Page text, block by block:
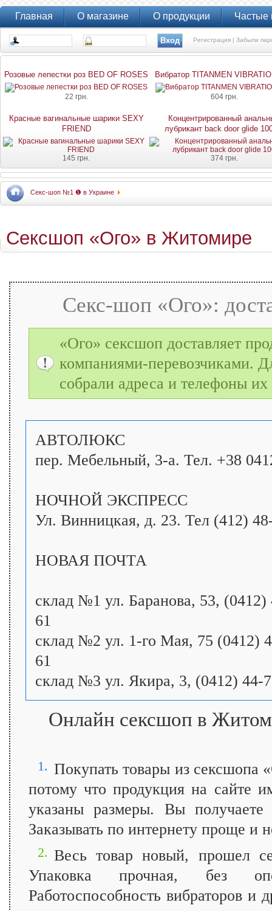
Главная О магазине О продукции Частые
Регистрация |Забыли
Розовые лепестки роз BED OF ROSES
22 грн.
Вибратор TITANMEN
604 грн.
Красные вагинальные шарики SEXY
FRIEND
145 грн.
Концентрированный
лубрикант back door glide
374 грн.
Секс-шоп №1 ❶ в Украине
Сексшоп «Ого» в Житомире
Секс-шоп «Ого»:
«Ого» сексшоп доставляет
компаниями-перевозчиками.
собрали адреса и телефоны
АВТОЛЮКС
пер. Мебельный, 3-а. Тел. +38
НОЧНОЙ ЭКСПРЕСС
Ул. Винницкая, д. 23. Тел (412)
НОВАЯ ПОЧТА
склад №1 ул. Баранова, 53,
61
склад №2 ул. 1-го Мая, 75 (0412)
61
склад №3 ул. Якира, 3, (0412) 44-
Онлайн сексшоп в
1. Покупать товары из сексшопа
потому что продукция на сайте
указаны размеры. Вы
Заказывать по интернету проще и
2. Весь товар новый, прошел
Упаковка прочная, без
Работоспособность вибраторов и